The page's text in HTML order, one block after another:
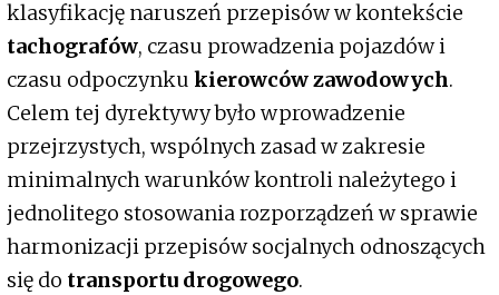
klasyfikację naruszeń przepisów w kontekście
tachografów, czasu prowadzenia pojazdów i
czasu odpoczynku kierowców zawodowych.
Celem tej dyrektywy było wprowadzenie
przejrzystych, wspólnych zasad w zakresie
minimalnych warunków kontroli należytego i
jednolitego stosowania rozporządzeń w sprawie
harmonizacji przepisów socjalnych odnoszących
się do transportu drogowego.